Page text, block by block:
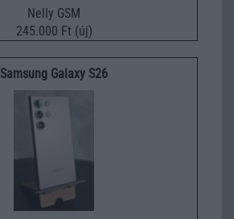
Nelly GSM
245.000 Ft (új)
Samsung Galaxy S26